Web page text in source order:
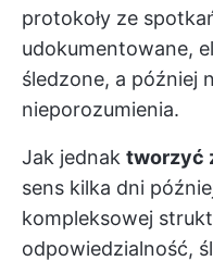
protokoły ze
udokumentowane,
śledzone, a później
nieporozumienia.
Jak jednak tworzyć
sens kilka dni
kompleksowej
odpowiedzialność,